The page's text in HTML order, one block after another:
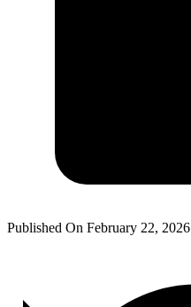
Published On February 22, 2026